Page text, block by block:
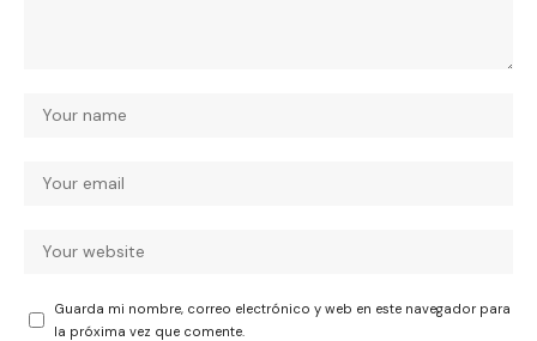
Guarda mi nombre, correo electrónico y web en este navegador para
la próxima vez que comente.